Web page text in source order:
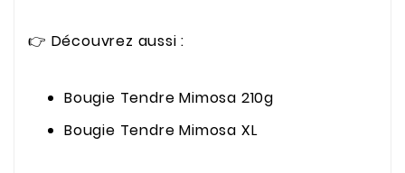
👉 Découvrez aussi :
Bougie Tendre Mimosa 210g
Bougie Tendre Mimosa XL